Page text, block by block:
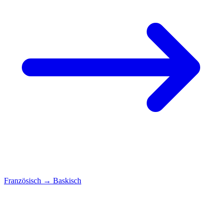
Französisch → Baskisch